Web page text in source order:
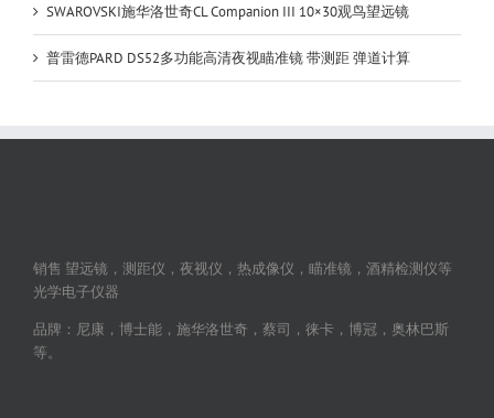
SWAROVSKI施华洛世奇CL Companion III 10×30观鸟望远镜
普雷德PARD DS52多功能高清夜视瞄准镜 带测距 弹道计算
销售 望远镜，测距仪，夜视仪，热成像仪，瞄准镜，酒精检测仪等
光学电子仪器
品牌：尼康，博士能，施华洛世奇，蔡司，徕卡，博冠，奥林巴斯
等。